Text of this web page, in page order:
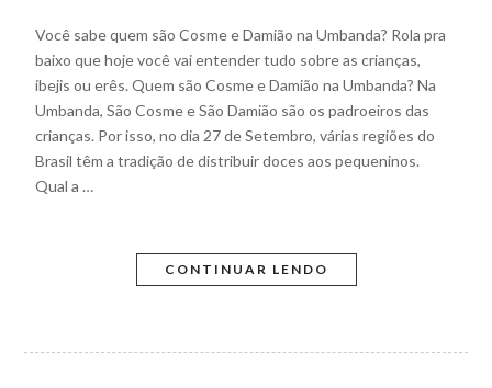
Você sabe quem são Cosme e Damião na Umbanda? Rola pra
baixo que hoje você vai entender tudo sobre as crianças,
ibejis ou erês. Quem são Cosme e Damião na Umbanda? Na
Umbanda, São Cosme e São Damião são os padroeiros das
crianças. Por isso, no dia 27 de Setembro, várias regiões do
Brasil têm a tradição de distribuir doces aos pequeninos.
Qual a …
CONTINUAR LENDO